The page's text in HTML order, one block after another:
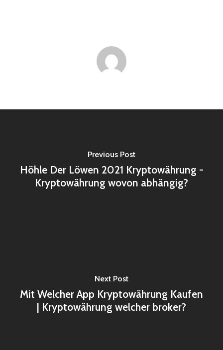
Previous Post
Höhle Der Löwen 2021 Kryptowährung -
Kryptowährung wovon abhängig?
Next Post
Mit Welcher App Kryptowährung Kaufen
| Kryptowährung welcher broker?